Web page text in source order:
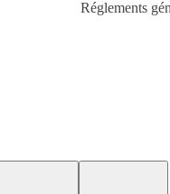
Réglements